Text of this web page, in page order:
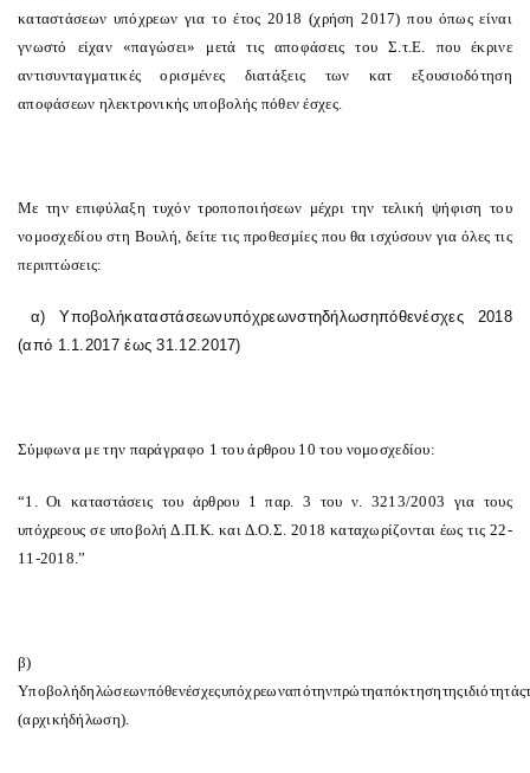
καταστάσεων υπόχρεων για το έτος 2018 (χρήση 2017) που όπως είναι
γνωστό είχαν «παγώσει» μετά τις αποφάσεις του Σ.τ.Ε. που έκρινε
αντισυνταγματικές ορισμένες διατάξεις των κατ εξουσιοδότηση
αποφάσεων ηλεκτρονικής υποβολής πόθεν έσχες.
Με την επιφύλαξη τυχόν τροποποιήσεων μέχρι την τελική ψήφιση του
νομοσχεδίου στη Βουλή, δείτε τις προθεσμίες που θα ισχύσουν για όλες τις
περιπτώσεις:
α)Υποβολήκαταστάσεωνυπόχρεωνστηδήλωσηπόθενέσχες2018
(από 1.1.2017έως 31.12.2017)
Σύμφωνα με την παράγραφο 1 του άρθρου 10 του νομοσχεδίου:
“1. Οι καταστάσεις του άρθρου 1 παρ. 3 του ν. 3213/2003 για τους
υπόχρεους σε υποβολή Δ.Π.Κ. και Δ.Ο.Σ. 2018 καταχωρίζονται έως τις22-
11-2018.”
β)
Υποβολήδηλώσεωνπόθενέσχεςυπόχρεωναπότηνπρώτηαπόκτησητηςιδιότητάς
(αρχικήδήλωση).